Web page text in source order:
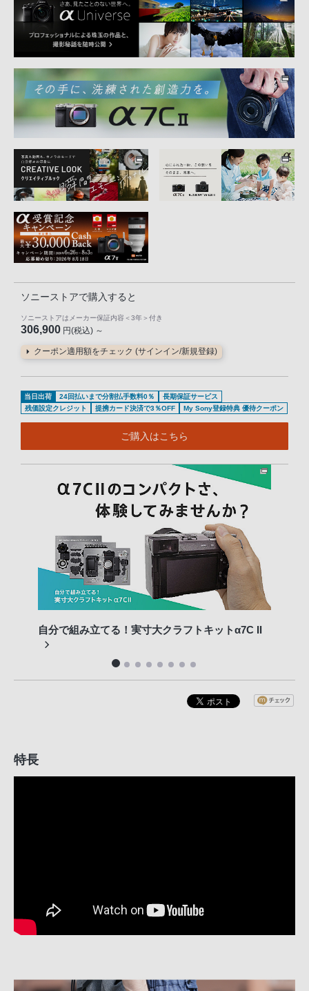
ソニーストアで購入すると
ソニーストアはメーカー保証内容 ＜3年＞ 付き
306,900 円(税込) ～
クーポン適用額をチェック (サインイン/新規登録)
当日出荷 24回払いまで分割払手数料0％
長期保証サービス
残価設定クレジット
提携カード決済で3％OFF My Sony登録特典 優待クーポン
ご購入はこちら
自分で組み立てる！実寸大クラフトキットα7C II
特長